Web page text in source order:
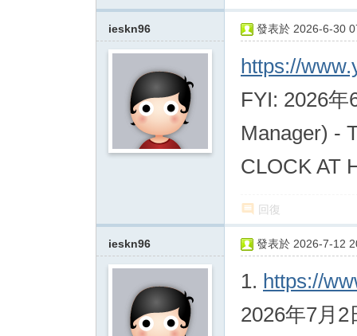
ieskn96 發表於 2026-6-30
https://
FYI: 2026
Manager) -
CLOCK AT
回復
ieskn96 發表於 2026-7-12
1. https://
2026年7月